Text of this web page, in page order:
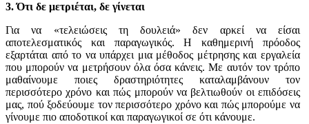
3. Ότι δε μετριέται, δε γίνεται
Για να «τελειώσεις τη δουλειά» δεν αρκεί να είσαι
αποτελεσματικός και παραγωγικός. Η καθημερινή πρόοδος
εξαρτάται από το να υπάρχει μια μέθοδος μέτρησης και εργαλεία
που μπορούν να μετρήσουν όλα όσα κάνεις. Με αυτόν τον τρόπο
μαθαίνουμε ποιες δραστηριότητες καταλαμβάνουν τον
περισσότερο χρόνο και πώς μπορούν να βελτιωθούν οι επιδόσεις
μας, πού ξοδεύουμε τον περισσότερο χρόνο και πώς μπορούμε να
γίνουμε πιο αποδοτικοί και παραγωγικοί σε ότι κάνουμε.